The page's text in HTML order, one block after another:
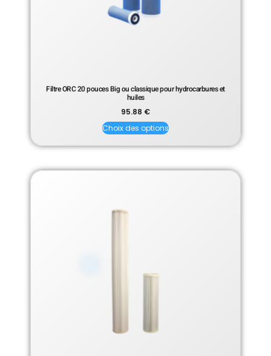
Filtre ORC 20 pouces Big ou classique pour hydrocarbures et
huiles
95.88 €
Choix des options